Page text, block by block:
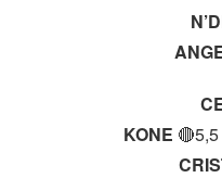
KONE